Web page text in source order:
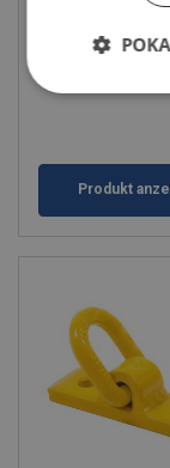
Tragfähigkeit:
Produkt